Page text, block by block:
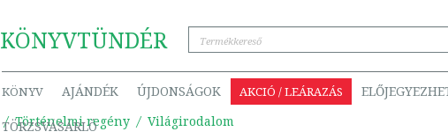
KÖNYVTÜNDÉR
KÖNYV AJÁNDÉK ÚJDONSÁGOK AKCIÓ / LEÁRAZÁS
TÖRZSVÁSÁRLÓ
Történelmi regény Világirodalom